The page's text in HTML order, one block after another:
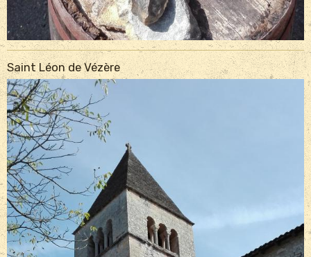
Saint Léon de Vézère